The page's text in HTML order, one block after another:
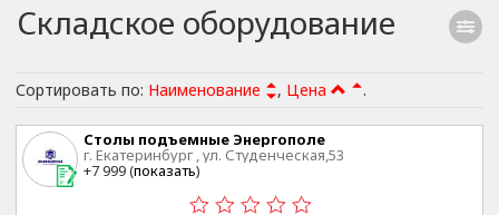
Складское оборудование
Сортировать по: Наименование , Цена .
Столы подъемные Энергополе
г. Екатеринбург , ул. Студенческая,53
+7 999 (показать)